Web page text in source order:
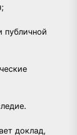
публичной
доклад,